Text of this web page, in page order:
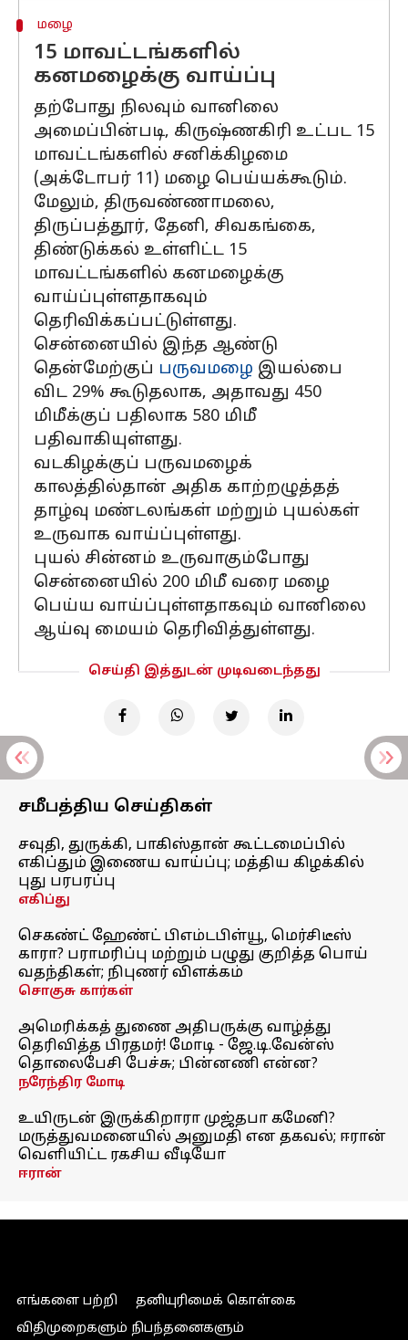
மழை
15 மாவட்டங்களில்
கனமழைக்கு வாய்ப்பு
தற்போது நிலவும் வானிலை
அமைப்பின்படி, கிருஷ்ணகிரி உட்பட 15
மாவட்டங்களில் சனிக்கிழமை
(அக்டோபர் 11) மழை பெய்யக்கூடும்.
மேலும், திருவண்ணாமலை,
திருப்பத்தூர், தேனி, சிவகங்கை,
திண்டுக்கல் உள்ளிட்ட 15
மாவட்டங்களில் கனமழைக்கு
வாய்ப்புள்ளதாகவும்
தெரிவிக்கப்பட்டுள்ளது.
சென்னையில் இந்த ஆண்டு
தென்மேற்குப் பருவமழை இயல்பை
விட 29% கூடுதலாக, அதாவது 450
மிமீக்குப் பதிலாக 580 மிமீ
பதிவாகியுள்ளது.
வடகிழக்குப் பருவமழைக்
காலத்தில்தான் அதிக காற்றழுத்தத்
தாழ்வு மண்டலங்கள் மற்றும் புயல்கள்
உருவாக வாய்ப்புள்ளது.
புயல் சின்னம் உருவாகும்போது
சென்னையில் 200 மிமீ வரை மழை
பெய்ய வாய்ப்புள்ளதாகவும் வானிலை
ஆய்வு மையம் தெரிவித்துள்ளது.
செய்தி இத்துடன் முடிவடைந்தது
சமீபத்திய செய்திகள்
சவுதி, துருக்கி, பாகிஸ்தான் கூட்டமைப்பில்
எகிப்தும் இணைய வாய்ப்பு; மத்திய கிழக்கில்
புது பரபரப்பு
எகிப்து
செகண்ட் ஹேண்ட் பிஎம்டபிள்யூ, மெர்சிடீஸ்
காரா? பராமரிப்பு மற்றும் பழுது குறித்த பொய்
வதந்திகள்; நிபுணர் விளக்கம்
சொகுசு கார்கள்
அமெரிக்கத் துணை அதிபருக்கு வாழ்த்து
தெரிவித்த பிரதமர்! மோடி - ஜே.டி.வேன்ஸ்
தொலைபேசி பேச்சு; பின்னணி என்ன?
நரேந்திர மோடி
உயிருடன் இருக்கிறாரா முஜ்தபா கமேனி?
மருத்துவமனையில் அனுமதி என தகவல்; ஈரான்
வெளியிட்ட ரகசிய வீடியோ
ஈரான்
எங்களை பற்றி
தனியுரிமைக் கொள்கை
விதிமுறைகளும் நிபந்தனைகளும்